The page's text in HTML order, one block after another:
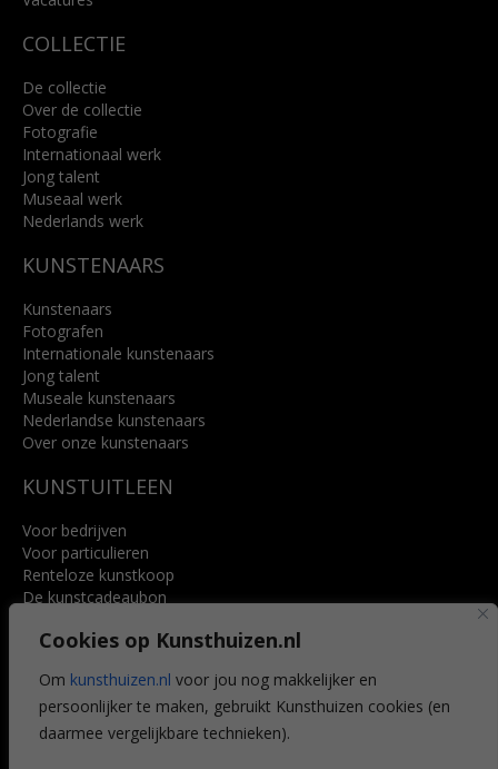
Cookies op Kunsthuizen.nl
Om kunsthuizen.nl voor jou nog makkelijker en
persoonlijker te maken, gebruikt Kunsthuizen cookies (en
daarmee vergelijkbare technieken).
COLLECTIE
De collectie
Over de collectie
Fotografie
Internationaal werk
Jong talent
Museaal werk
Nederlands werk
KUNSTENAARS
Kunstenaars
Fotografen
Internationale kunstenaars
Jong talent
Museale kunstenaars
Nederlandse kunstenaars
Over onze kunstenaars
KUNSTUITLEEN
Voor bedrijven
Voor particulieren
Renteloze kunstkoop
De kunstcadeaubon
Voordelen
Veelgestelde vragen
CONTACT